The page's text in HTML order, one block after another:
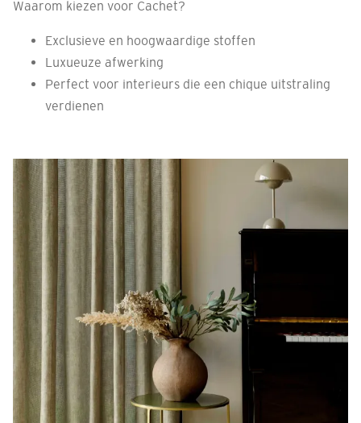
Waarom kiezen voor Cachet?
Exclusieve en hoogwaardige stoffen
Luxueuze afwerking
Perfect voor interieurs die een chique uitstraling
verdienen